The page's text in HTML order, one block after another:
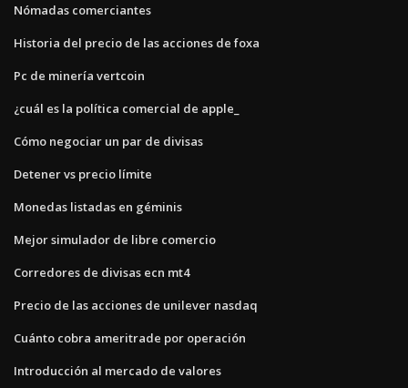
Nómadas comerciantes
Historia del precio de las acciones de foxa
Pc de minería vertcoin
¿cuál es la política comercial de apple_
Cómo negociar un par de divisas
Detener vs precio límite
Monedas listadas en géminis
Mejor simulador de libre comercio
Corredores de divisas ecn mt4
Precio de las acciones de unilever nasdaq
Cuánto cobra ameritrade por operación
Introducción al mercado de valores